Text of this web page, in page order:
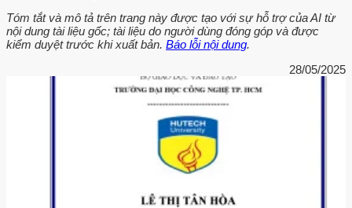
Tóm tắt và mô tả trên trang này được tạo với sự hỗ trợ của AI từ
nội dung tài liệu gốc; tài liệu do người dùng đóng góp và được
kiểm duyệt trước khi xuất bản. Báo lỗi nội dung.
28/05/2025